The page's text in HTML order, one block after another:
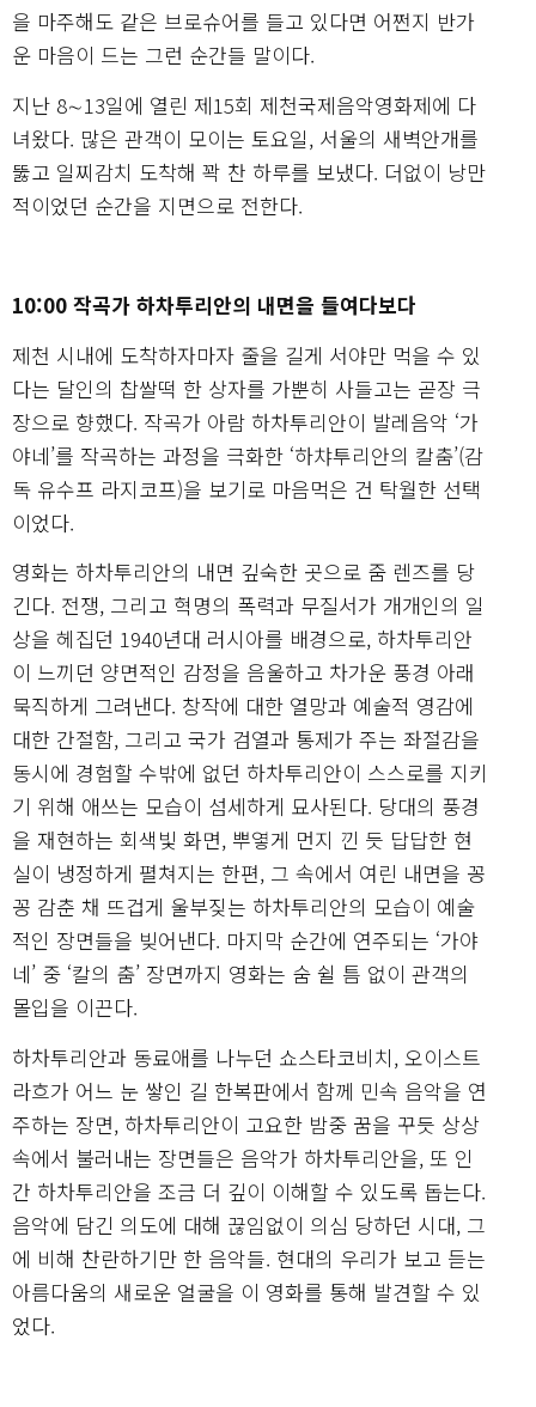
을 마주해도 같은 브로슈어를 들고 있다면 어쩐지 반가
운 마음이 드는 그런 순간들 말이다.
지난 8∼13일에 열린 제15회 제천국제음악영화제에 다
녀왔다. 많은 관객이 모이는 토요일, 서울의 새벽안개를
뚫고 일찌감치 도착해 꽉 찬 하루를 보냈다. 더없이 낭만
적이었던 순간을 지면으로 전한다.
10:00 작곡가 하차투리안의 내면을 들여다보다
제천 시내에 도착하자마자 줄을 길게 서야만 먹을 수 있
다는 달인의 찹쌀떡 한 상자를 가뿐히 사들고는 곧장 극
장으로 향했다. 작곡가 아람 하차투리안이 발레음악 ‘가
야네’를 작곡하는 과정을 극화한 ‘하챠투리안의 칼춤’(감
독 유수프 라지코프)을 보기로 마음먹은 건 탁월한 선택
이었다.
영화는 하차투리안의 내면 깊숙한 곳으로 줌 렌즈를 당
긴다. 전쟁, 그리고 혁명의 폭력과 무질서가 개개인의 일
상을 헤집던 1940년대 러시아를 배경으로, 하차투리안
이 느끼던 양면적인 감정을 음울하고 차가운 풍경 아래
묵직하게 그려낸다. 창작에 대한 열망과 예술적 영감에
대한 간절함, 그리고 국가 검열과 통제가 주는 좌절감을
동시에 경험할 수밖에 없던 하차투리안이 스스로를 지키
기 위해 애쓰는 모습이 섬세하게 묘사된다. 당대의 풍경
을 재현하는 회색빛 화면, 뿌옇게 먼지 낀 듯 답답한 현
실이 냉정하게 펼쳐지는 한편, 그 속에서 여린 내면을 꽁
꽁 감춘 채 뜨겁게 울부짖는 하차투리안의 모습이 예술
적인 장면들을 빚어낸다. 마지막 순간에 연주되는 ‘가야
네’ 중 ‘칼의 춤’ 장면까지 영화는 숨 쉴 틈 없이 관객의
몰입을 이끈다.
하차투리안과 동료애를 나누던 쇼스타코비치, 오이스트
라흐가 어느 눈 쌓인 길 한복판에서 함께 민속 음악을 연
주하는 장면, 하차투리안이 고요한 밤중 꿈을 꾸듯 상상
속에서 불러내는 장면들은 음악가 하차투리안을, 또 인
간 하차투리안을 조금 더 깊이 이해할 수 있도록 돕는다.
음악에 담긴 의도에 대해 끊임없이 의심 당하던 시대, 그
에 비해 찬란하기만 한 음악들. 현대의 우리가 보고 듣는
아름다움의 새로운 얼굴을 이 영화를 통해 발견할 수 있
었다.